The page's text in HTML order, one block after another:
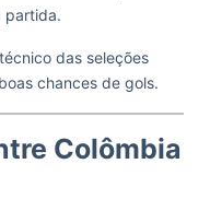
partida.
das seleções
chances de gols.
Colômbia